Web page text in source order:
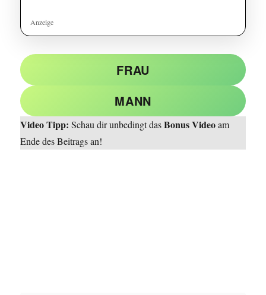
FRAU
MANN
Video Tipp: Schau dir unbedingt dasBonus Videoam
Ende des Beitrags an!